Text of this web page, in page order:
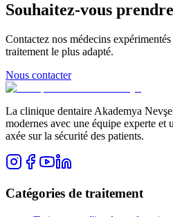
Souhaitez-vous
Contactez nos médecins
traitement le plus adapté.
Nous contacter
La clinique dentaire Akademya
modernes avec une équipe experte et
axée sur la sécurité des patients.
Catégories de traitement